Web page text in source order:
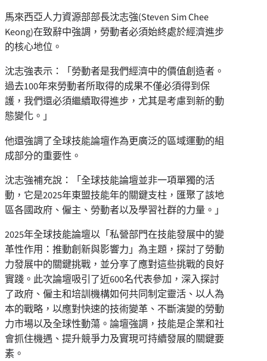
馬來西亞人力資源部部長沈志強(Steven Sim Chee
Keong)在致辭中強調，勞動者必須始終處於經濟進步
的核心地位。
沈志強表示：「勞動者是我們經濟中的價值創造者。
過去100年來勞動者所取得的成果不僅必須得到保
護，我們還必須繼續取得進步，尤其是考慮到新的動
態變化。」
他還強調了全球技能論壇作為更廣泛的區域運動的組
成部分的重要性。
沈志強補充說：「全球技能論壇並非一項單獨的活
動，它是2025年東盟技能年的關鍵支柱，匯聚了該地
區各國政府、僱主、勞動者以及學習社群的力量。」
2025年全球技能論壇以「私營部門在技能發展中的變
革性作用：推動創新與影響力」為主題，探討了勞動
力發展中的關鍵挑戰，並分享了應對這些挑戰的良好
實踐。此次論壇吸引了近600名代表參加，深入探討
了政府、僱主和培訓機構如何共同制定靈活、以人為
本的戰略，以應對快速的技術變革、不斷演變的勞動
力市場以及全球性動蕩。論壇強調，技能是企業和社
會抓住機遇、提升競爭力及實現可持續發展的關鍵要
素。